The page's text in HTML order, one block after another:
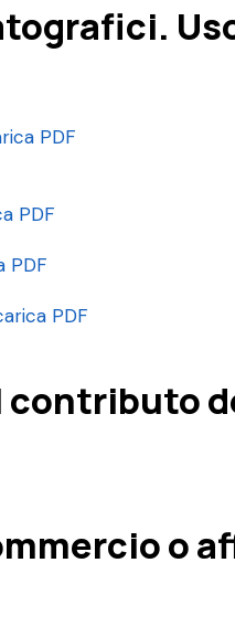
PDF
PDF
PDF
PDF
contributo
o